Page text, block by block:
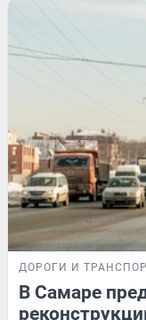
ДОРОГИ И
В Самаре